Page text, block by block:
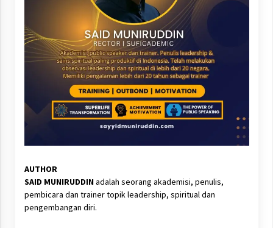
AUTHOR
SAID MUNIRUDDINadalah seorang akademisi, penulis,
pembicara dan trainer topik leadership, spiritual dan
pengembangan diri.